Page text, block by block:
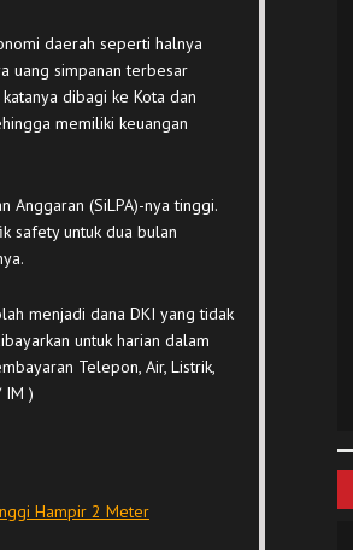
daerah seperti halnya
uang simpanan terbesar
dibagi ke Kota dan
memiliki keuangan
Anggaran (SiLPA)-nya tinggi.
safety untuk dua bulan
menjadi dana DKI yang tidak
untuk harian dalam
Telepon, Air, Listrik,
IM )
Hampir 2 Meter